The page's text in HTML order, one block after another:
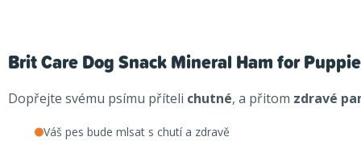
Brit Care Dog Snack Mineral Ham for
Dopřejte svému psímu příteli chutné, a přitom zdravé
Váš pes bude mlsat s chutí a zdravě